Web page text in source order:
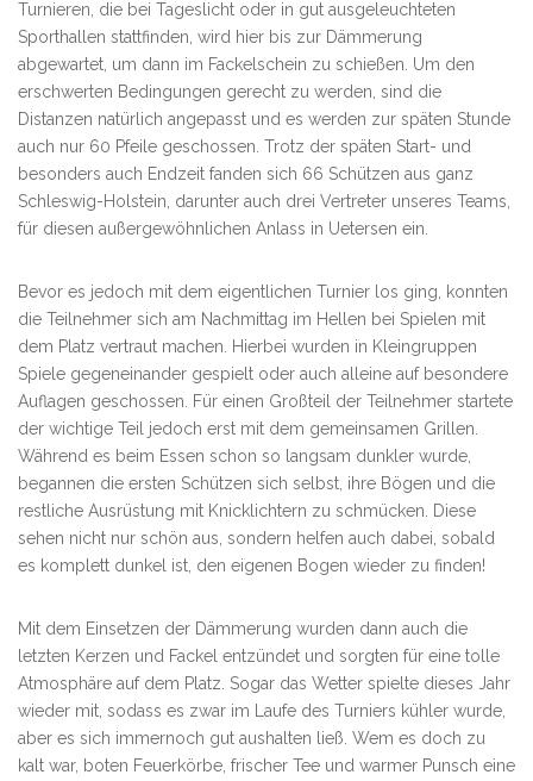
Turnieren, die bei Tageslicht oder in gut ausgeleuchteten
Sporthallen stattfinden, wird hier bis zur Dämmerung
abgewartet, um dann im Fackelschein zu schießen. Um den
erschwerten Bedingungen gerecht zu werden, sind die
Distanzen natürlich angepasst und es werden zur späten Stunde
auch nur 60 Pfeile geschossen. Trotz der späten Start- und
besonders auch Endzeit fanden sich 66 Schützen aus ganz
Schleswig-Holstein, darunter auch drei Vertreter unseres Teams,
für diesen außergewöhnlichen Anlass in Uetersen ein.
Bevor es jedoch mit dem eigentlichen Turnier los ging, konnten
die Teilnehmer sich am Nachmittag im Hellen bei Spielen mit
dem Platz vertraut machen. Hierbei wurden in Kleingruppen
Spiele gegeneinander gespielt oder auch alleine auf besondere
Auflagen geschossen. Für einen Großteil der Teilnehmer startete
der wichtige Teil jedoch erst mit dem gemeinsamen Grillen.
Während es beim Essen schon so langsam dunkler wurde,
begannen die ersten Schützen sich selbst, ihre Bögen und die
restliche Ausrüstung mit Knicklichtern zu schmücken. Diese
sehen nicht nur schön aus, sondern helfen auch dabei, sobald
es komplett dunkel ist, den eigenen Bogen wieder zu finden!
Mit dem Einsetzen der Dämmerung wurden dann auch die
letzten Kerzen und Fackel entzündet und sorgten für eine tolle
Atmosphäre auf dem Platz. Sogar das Wetter spielte dieses Jahr
wieder mit, sodass es zwar im Laufe des Turniers kühler wurde,
aber es sich immernoch gut aushalten ließ. Wem es doch zu
kalt war, boten Feuerkörbe, frischer Tee und warmer Punsch eine